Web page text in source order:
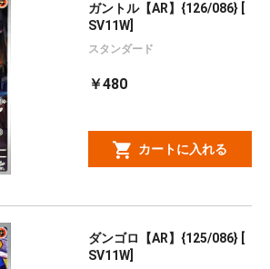
ガントル【AR】{126/086} [
SV11W]
スタンダード
￥480
カートに入れる
ダンゴロ【AR】{125/086} [
SV11W]